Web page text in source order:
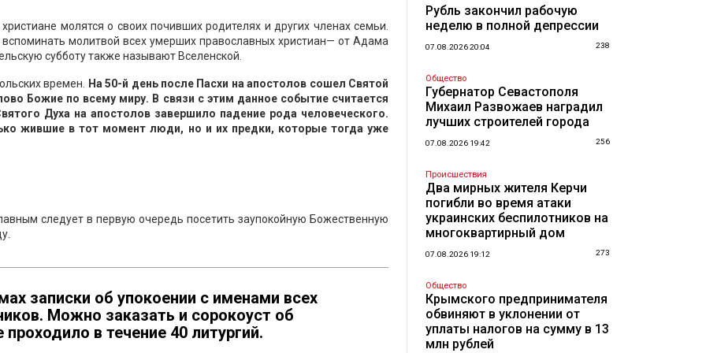
молятся о своих почивших родителях и других членах семьи.
молитвой всех умерших православных христиан— от Адама
субботу также называют Вселенской.
времен.
На 50-й день после Пасхи на апостолов сошел Святой
Божие по всему миру. В связи с этим данное событие считается
Духа на апостолов завершило падение рода человеческого.
жившие в тот момент люди, но и их предки, которые тогда уже
следует в первую очередь посетить заупокойную Божественную
записки об упокоении с именами всех
Можно заказать и сорокоуст об
в течение 40 литургий.
Рубль закончил рабочую
неделю в полной депрессии
07.08.2026 20:04 238
Общество
Губернатор Севастополя
Михаил Развожаев наградил
лучших строителей города
07.08.2026 19:42 256
Происшествия
Два мирных жителя Керчи
погибли во время атаки
украинских беспилотников на
многоквартирный дом
07.08.2026 19:12 273
Общество
Крымского предпринимателя
обвиняют в уклонении от
уплаты налогов на сумму в 13
млн рублей